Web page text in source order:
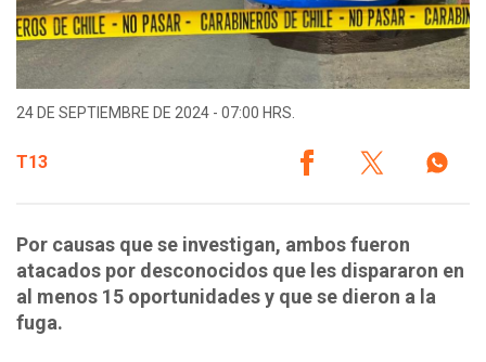
24 DE SEPTIEMBRE DE 2024 - 07:00 HRS.
T13
Por causas que se investigan, ambos fueron
atacados por desconocidos que les dispararon en
al menos 15 oportunidades y que se dieron a la
fuga.